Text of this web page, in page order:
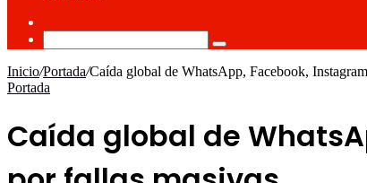
azar
Buscar
por
Inicio/Portada/Caída global de WhatsApp, Facebook,
Portada
Caída global de